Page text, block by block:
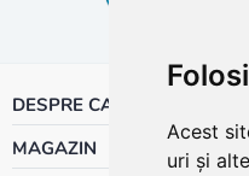
Acest
uri și
DESPRE CALOR
MAGAZIN